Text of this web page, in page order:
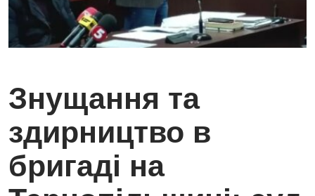
Знущання та
здирництво в
бригаді на